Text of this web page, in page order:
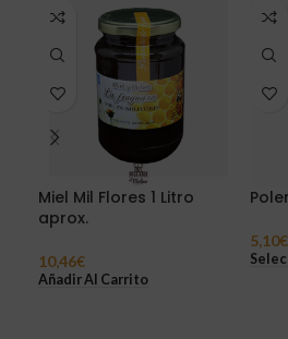
Miel Mil Flores 1 Litro
aprox.
10,46€
Añadir Al Carrito
5,10€